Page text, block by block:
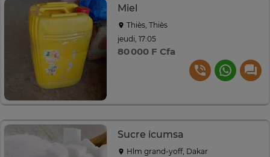
Miel
Thiès, Thiès
jeudi, 17:05
80 000 F Cfa
Sucre icumsa
Hlm grand-yoff, Dakar